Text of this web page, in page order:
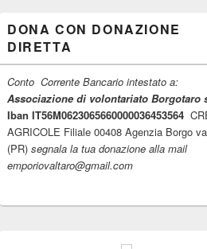
DONA CON DONAZIONE
DIRETTA
Conto Corrente Bancario intestato a:
Associazione di volontariato Borgotaro
Iban IT56M0623065660000036453564
AGRICOLE Filiale 00408 Agenzia Borgo
(PR) segnala la tua donazione alla mail
emporiovaltaro@gmail.com